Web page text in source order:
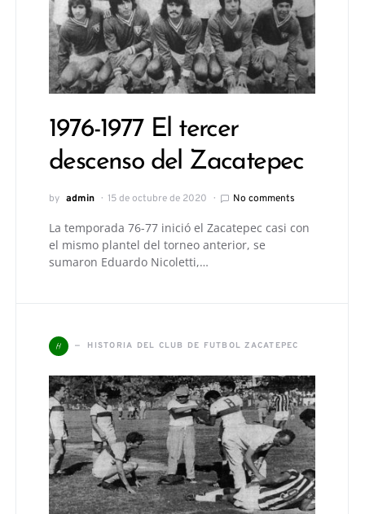
1976-1977 El tercer
descenso del Zacatepec
by admin 15 de octubre de 2020 No comments
La temporada 76-77 inició el Zacatepec casi con
el mismo plantel del torneo anterior, se
sumaron Eduardo Nicoletti,…
H HISTORIA DEL CLUB DE FUTBOL ZACATEPEC